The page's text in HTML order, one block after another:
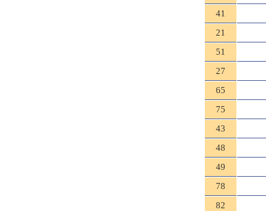
41
21
51
27
65
75
43
48
49
78
82